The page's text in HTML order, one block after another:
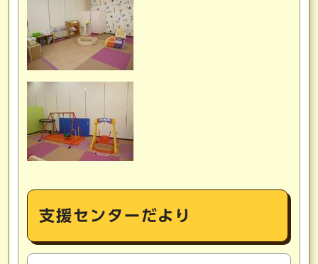
支援センターだより